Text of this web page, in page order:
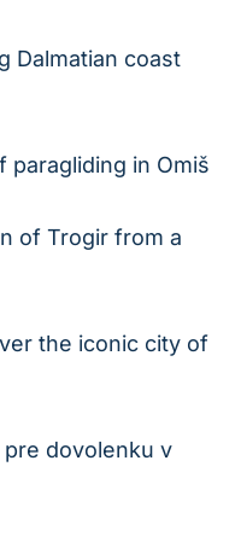
Dalmatian ⁣coast
paragliding in Omiš
of Trogir from a
the iconic city of